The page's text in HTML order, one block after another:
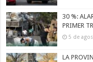
30 %:
PRIMER
5 de
LA